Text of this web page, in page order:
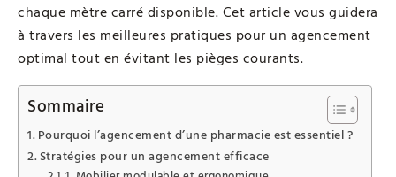
chaque mètre carré disponible. Cet article vous guidera
à travers les meilleures pratiques pour un agencement
optimal tout en évitant les pièges courants.
Sommaire
Pourquoi l’agencement d’une pharmacie est essentiel ?
Stratégies pour un agencement efficace